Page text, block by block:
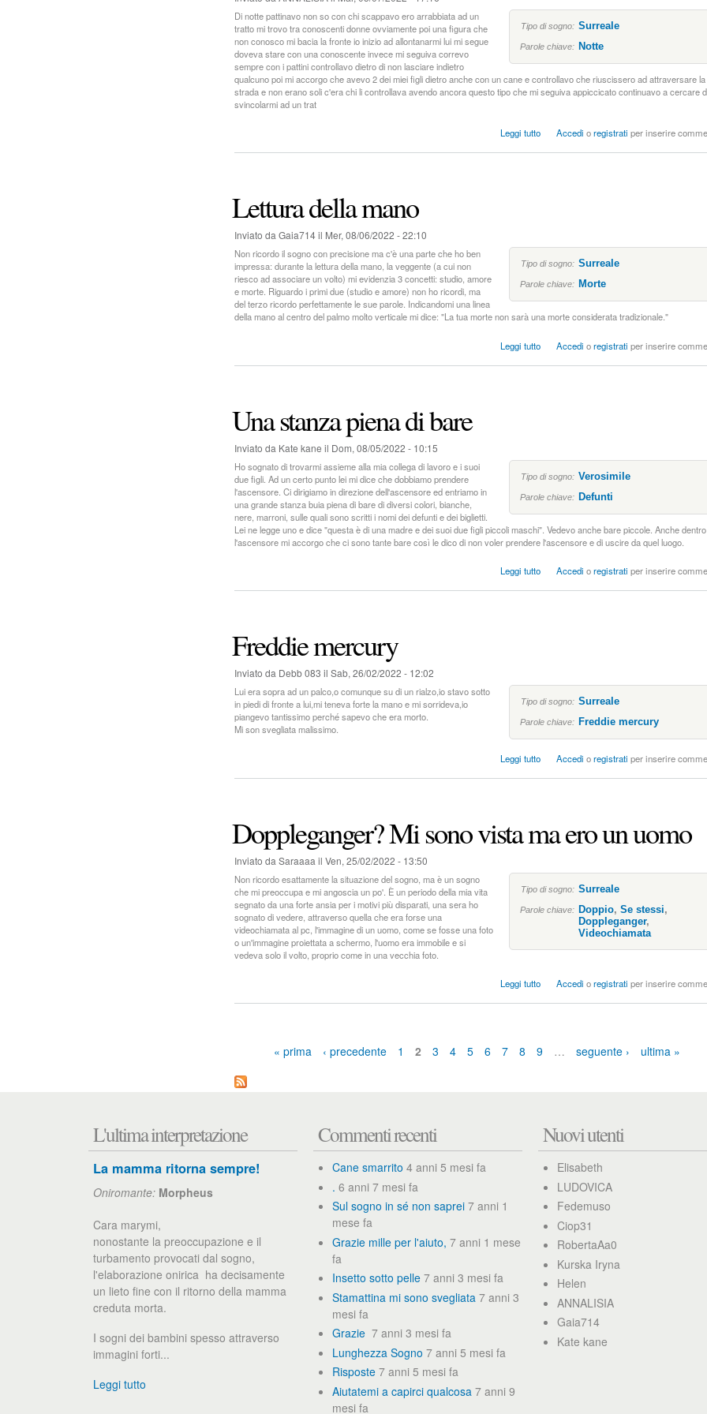
n
p
e
Tipo di sogno: Surreale
Parole chiave: Notte
Di notte pattinavo non so con chi scappavo ero arrabbiata ad un
tratto mi trovo tra conoscenti donne ovviamente poi una figura che
non conosco mi bacia la fronte io inizio ad allontanarmi lui mi segue
doveva stare con una conoscente invece mi seguiva correvo
sempre con i pattini controllavo dietro di non lasciare indietro
qualcuno poi mi accorgo che avevo 2 dei miei figli dietro anche con un cane e controllavo che riuscissero ad attraversare la
strada e non erano soli c'era chi li controllava avendo ancora questo tipo che mi seguiva appiccicato continuavo a cercare
svincolarmi ad un trat
Leggi tutto
C
o
e
o
n
f
Accedi oregistrati per inserire
Lettura della mano
Inviato daGaia714il Mer, 08/06/2022 - 22:10
Tipo di sogno: Surreale
Parole chiave: Morte
Non ricordo il sogno con precisione ma c'è una parte che ho ben
impressa: durante la lettura della mano, la veggente (a cui non
riesco ad associare un volto) mi evidenzia 3 concetti: studio, amore
e morte. Riguardo i primi due (studio e amore) non ho ricordi, ma
del terzo ricordo perfettamente le sue parole. Indicandomi una linea
della mano al centro del palmo molto verticale mi dice: "La tua morte non sarà una morte considerata tradizionale."
Leggi tutto
L
d
e
l
a
m
a
Accedi oregistrati per inserire
Una stanza piena di bare
Inviato da Kate kane il Dom, 08/05/2022 - 10:15
Tipo di sogno: Verosimile
Parole chiave: Defunti
Ho sognato di trovarmi assieme alla mia collega di lavoro e i suoi
due figli. Ad un certo punto lei mi dice che dobbiamo prendere
l'ascensore. Ci dirigiamo in direzione dell'ascensore ed entriamo in
una grande stanza buia piena di bare di diversi colori, bianche,
nere, marroni, sulle quali sono scritti i nomi dei defunti e dei biglietti.
Lei ne legge uno e dice "questa è di una madre e dei suoi due figli piccoli maschi". Vedevo anche bare piccole. Anche dentro
l'ascensore mi accorgo che ci sono tante bare così le dico di non voler prendere l'ascensore e di uscire da quel luogo.
Leggi tutto
U
z
a
i
e
d
r
Accedi oregistrati per inserire
Freddie mercury
Inviato da Debb 083 il Sab, 26/02/2022 - 12:02
Tipo di sogno: Surreale
Parole chiave: Freddie mercury
Lui era sopra ad un palco,o comunque su di un rialzo,io stavo sotto
in piedi di fronte a lui,mi teneva forte la mano e mi sorrideva,io
piangevo tantissimo perché sapevo che era morto.
Mi son svegliata malissimo.
Leggi tutto
F
d
m
e
c
Accedi oregistrati per inserire
Doppleganger? Mi sono vista ma ero un uomo
Inviato da Saraaaa il Ven, 25/02/2022 - 13:50
Tipo di sogno: Surreale
Parole chiave: Doppio, Se stessi,
Doppleganger,
Videochiamata
Non ricordo esattamente la situazione del sogno, ma è un sogno
che mi preoccupa e mi angoscia un po'. È un periodo della mia vita
segnato da una forte ansia per i motivi più disparati, una sera ho
sognato di vedere, attraverso quella che era forse una
videochiamata al pc, l'immagine di un uomo, come se fosse una foto
o un'immagine proiettata a schermo, l'uomo era immobile e si
vedeva solo il volto, proprio come in una vecchia foto.
Leggi tutto
D
p
g
e
r
?
s
o
o
v
s
a
Accedi oregistrati per inserire
P
g
i
« prima ‹ precedente 1 2 3 4 5 6 7 8 9 … seguente › ultima »
L'ultima interpretazione
La mamma ritorna sempre!
Oniromante: Morpheus
Cara marymi,
nonostante la preoccupazione e il
turbamento provocati dal sogno,
l'elaborazione onirica ha decisamente
un lieto fine con il ritorno della mamma
creduta morta.
I sogni dei bambini spesso attraverso
immagini forti...
Leggi tutto
Commenti recenti
Cane smarrito 4 anni 5 mesi fa
. 6 anni 7 mesi fa
Sul sogno in sé non saprei 7 anni 1
mese fa
Grazie mille per l'aiuto, 7 anni 1 mese
fa
Insetto sotto pelle 7 anni 3 mesi fa
Stamattina mi sono svegliata 7 anni 3
mesi fa
Grazie 7 anni 3 mesi fa
Lunghezza Sogno 7 anni 5 mesi fa
Risposte 7 anni 5 mesi fa
Aiutatemi a capirci qualcosa 7 anni 9
mesi fa
Nuovi utenti
Elisabeth
LUDOVICA
Fedemuso
Ciop31
RobertaAa0
Kurska Iryna
Helen
ANNALISIA
Gaia714
Kate kane